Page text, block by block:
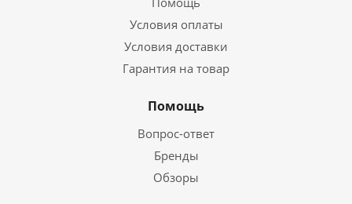
Условия оплаты
Условия доставки
Гарантия на товар
Помощь
Вопрос-ответ
Бренды
Обзоры